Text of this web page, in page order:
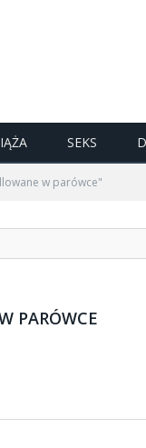
SEKS
w parówce"
PARÓWCE